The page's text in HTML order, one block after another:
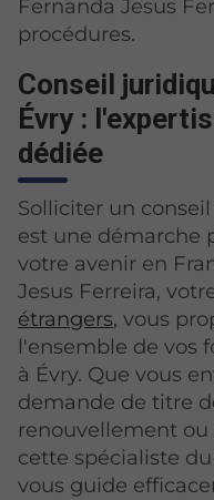
Fernanda Jesus
procédures.
Conseil
Évry :
dédiée
Solliciter un
est une démarche
votre avenir en
Jesus Ferreira,
étrangers, vous
l'ensemble de vos
à Évry. Que vous
demande de titre
renouvellement
cette spécialiste
vous guide